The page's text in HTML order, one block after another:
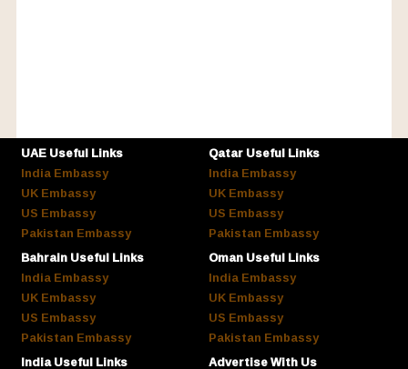
UAE Useful Links
India Embassy
UK Embassy
US Embassy
Pakistan Embassy
Qatar Useful Links
India Embassy
UK Embassy
US Embassy
Pakistan Embassy
Bahrain Useful Links
India Embassy
UK Embassy
US Embassy
Pakistan Embassy
Oman Useful Links
India Embassy
UK Embassy
US Embassy
Pakistan Embassy
India Useful Links
Advertise With Us